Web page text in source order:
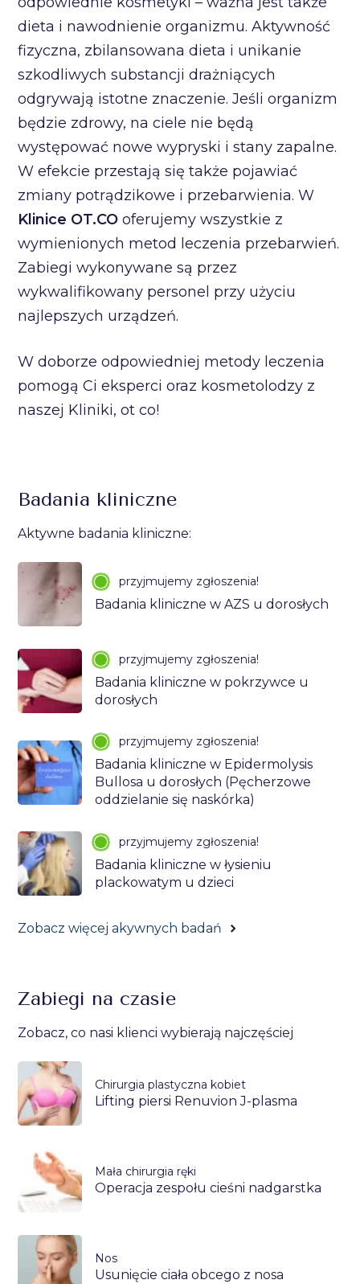
dieta i nawodnienie organizmu. Aktywność
fizyczna, zbilansowana dieta i unikanie
szkodliwych substancji drażniących
odgrywają istotne znaczenie. Jeśli organizm
będzie zdrowy, na ciele nie będą
występować nowe wypryski i stany zapalne.
W efekcie przestają się także pojawiać
zmiany potrądzikowe i przebarwienia. W
Klinice OT.CO oferujemy wszystkie z
wymienionych metod leczenia przebarwień.
Zabiegi wykonywane są przez
wykwalifikowany personel przy użyciu
najlepszych urządzeń.
W doborze odpowiedniej metody leczenia
pomogą Ci eksperci oraz kosmetolodzy z
naszej Kliniki, ot co!
Badania kliniczne
Aktywne badania kliniczne:
przyjmujemy zgłoszenia!
Badania kliniczne w AZS u dorosłych
przyjmujemy zgłoszenia!
Badania kliniczne w pokrzywce u
dorosłych
przyjmujemy zgłoszenia!
Badania kliniczne w Epidermolysis
Bullosa u dorosłych (Pęcherzowe
oddzielanie się naskórka)
przyjmujemy zgłoszenia!
Badania kliniczne w łysieniu
plackowatym u dzieci
Zobacz więcej akywnych badań
Zabiegi na czasie
Zobacz, co nasi klienci wybierają najczęściej
Chirurgia plastyczna kobiet
Lifting piersi Renuvion J-plasma
Mała chirurgia ręki
Operacja zespołu cieśni nadgarstka
Nos
Usunięcie ciała obcego z nosa